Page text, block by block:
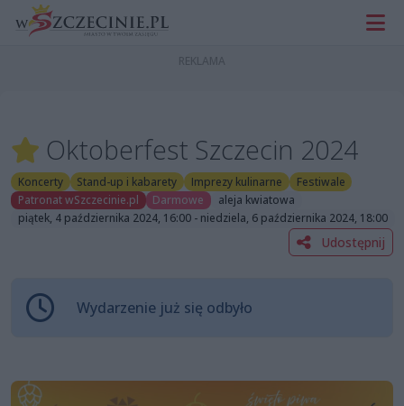
Oktoberfest Szczecin 2024
Koncerty Stand-up i kabarety Imprezy kulinarne
Festiwale
Patronat wSzczecinie.pl
Darmowe
aleja kwiatowa
piątek, 4 października 2024, 16:00 - niedziela, 6 października 2024, 18:00
Udostępnij
Wydarzenie już się odbyło